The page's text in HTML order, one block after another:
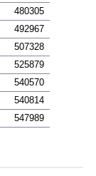
480305
492967
507328
525879
540570
540814
547989